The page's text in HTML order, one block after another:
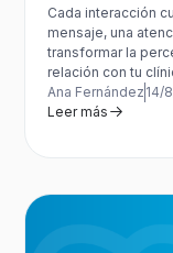
Cada interacción
mensaje, una
transformar la
relación con tu
Ana Fernández 14/
Leer más